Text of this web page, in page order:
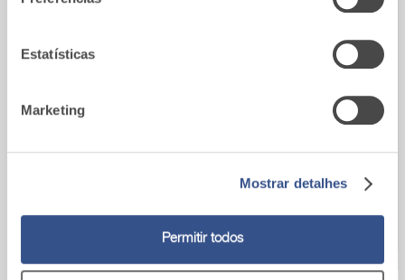
Estatísticas
Marketing
Mostrar detalhes
Permitir todos